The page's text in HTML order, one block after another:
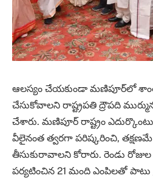
ఆలస్యం చేయకుండా మణిపూర్‌లో శాంతి
చేసుకోవాలని రాష్ట్రపతి ద్రౌపది
చేశారు. మణిపూర్‌ రాష్ట్రం
వీలైనంత త్వరగా పరిష్కరించి,
తీసుకురావాలని కోరారు. రెండు
పర్యటించిన 21 మంది ఎంపిలతో పాటు